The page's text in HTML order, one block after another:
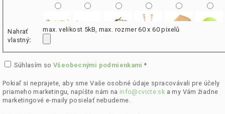
Nahrať
vlastný:
max. velikost 5kB, max. rozmer 60 x 60 pixelů
Súhlasím so Všeobecnými podmienkami *
Pokiaľ si neprajete, aby sme Vaše osobné údaje spracovávali pre účely
priameho marketingu, napíšte nám na info@cvicte.sk a my Vám žiadne
marketingové e-maily posielať nebudeme.